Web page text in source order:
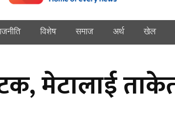
विशेष समाज अर्थ खेल
मेटालाई